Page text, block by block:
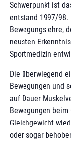
Schwerpunkt ist
entstand 1997/98.
Bewegungslehre,
neusten
Sportmedizin
Die überwiegend
Bewegungen und
auf Dauer
Bewegungen
Gleichgewicht
oder sogar